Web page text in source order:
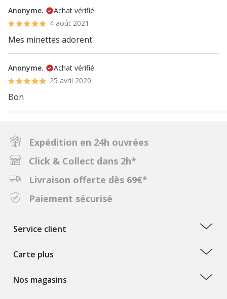
Anonyme.
Achat vérifié
4 août 2021
Mes minettes adorent
Anonyme.
Achat vérifié
25 avril 2020
Bon
Expédition en 24h ouvrées
Click & Collect dans 2h*
Livraison offerte dès 69€*
Paiement sécurisé
Service client
Carte plus
Nos magasins